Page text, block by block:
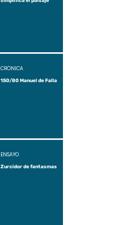
150/80 Manuel de Falla
CRÓNICA
Zurcidor de fantasmas
ENSAYO